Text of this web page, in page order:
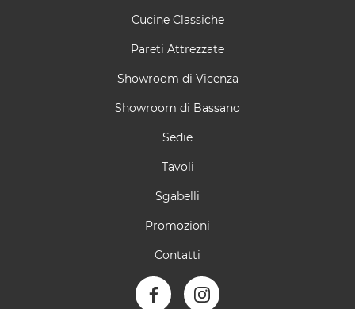
Cucine Classiche
Pareti Attrezzate
Showroom di Vicenza
Showroom di Bassano
Sedie
Tavoli
Sgabelli
Promozioni
Contatti